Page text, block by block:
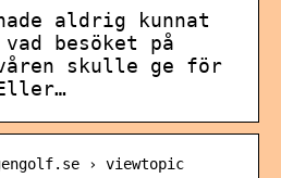
aldrig kunnat
besöket på
skulle ge för
› viewtopic